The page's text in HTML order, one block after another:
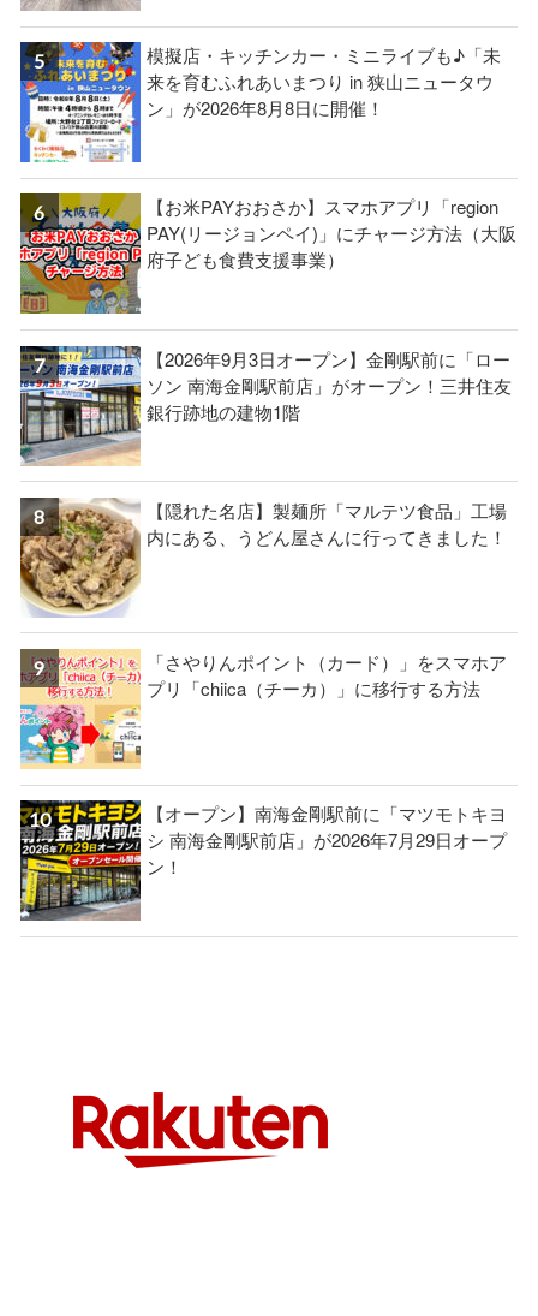
模擬店・キッチンカー・ミニライブも♪「未
来を育むふれあいまつり in 狭山ニュータウ
ン」が2026年8月8日に開催！
【お米PAYおおさか】スマホアプリ「region
PAY(リージョンペイ)」にチャージ方法（大阪
府子ども食費支援事業）
【2026年9月3日オープン】金剛駅前に「ロー
ソン 南海金剛駅前店」がオープン！三井住友
銀行跡地の建物1階
【隠れた名店】製麺所「マルテツ食品」工場
内にある、うどん屋さんに行ってきました！
「さやりんポイント（カード）」をスマホア
プリ「chiica（チーカ）」に移行する方法
【オープン】南海金剛駅前に「マツモトキヨ
シ 南海金剛駅前店」が2026年7月29日オープ
ン！